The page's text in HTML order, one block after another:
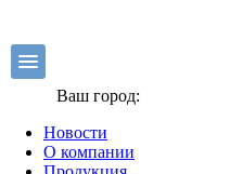
Ваш город:
Новости
О компании